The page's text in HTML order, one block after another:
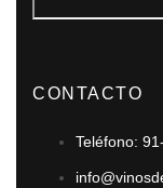
CONTACTO
Teléfono: